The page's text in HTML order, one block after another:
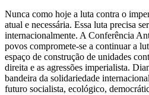
Nunca como hoje a luta contra o
atual e necessária. Essa luta precisa
internacionalmente. A Conferência
povos compromete-se a continuar a
espaço de construção de unidades
direita e as agressões imperialista.
bandeira da solidariedade
futuro socialista, ecológico,